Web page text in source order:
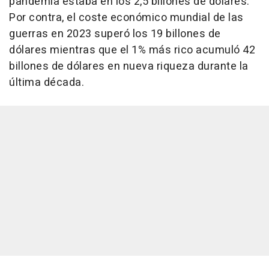
Por contra, el coste económico mundial de las
guerras en 2023 superó los 19 billones de
dólares mientras que el 1% más rico acumuló 42
billones de dólares en nueva riqueza durante la
última década.